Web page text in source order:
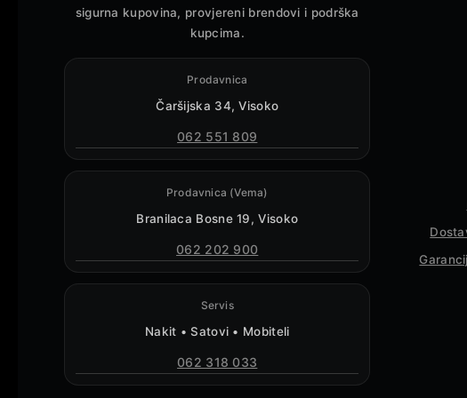
sigurna kupovina, provjereni brendovi i podrška
kupcima.
Prodavnica
Čaršijska 34, Visoko
062 551 809
Prodavnica (Vema)
Branilaca Bosne 19, Visoko
062 202 900
Servis
Nakit • Satovi • Mobiteli
062 318 033